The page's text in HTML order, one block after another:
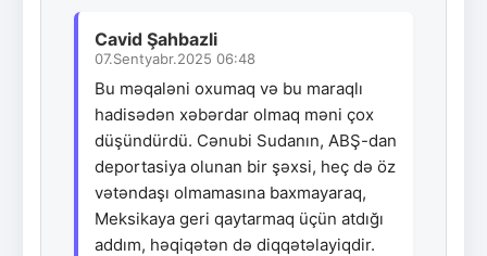
Cavid Şahbazli
07.Sentyabr.2025 06:48
Bu məqaləni oxumaq və bu maraqlı
hadisədən xəbərdar olmaq məni çox
düşündürdü. Cənubi Sudanın, ABŞ-dan
deportasiya olunan bir şəxsi, heç də öz
vətəndaşı olmamasına baxmayaraq,
Meksikaya geri qaytarmaq üçün atdığı
addım, həqiqətən də diqqətəlayiqdir.